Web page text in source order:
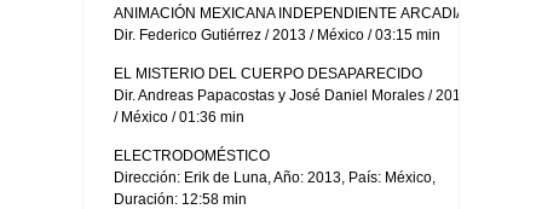
ANIMACIÓN MEXICANA INDEPENDIENTE ARCADIA
Dir. Federico Gutiérrez / 2013 / México / 03:15 min
EL MISTERIO DEL CUERPO DESAPARECIDO
Dir. Andreas Papacostas y José Daniel Morales / 2013
/ México / 01:36 min
ELECTRODOMÉSTICO
Dirección: Erik de Luna, Año: 2013, País: México,
Duración: 12:58 min